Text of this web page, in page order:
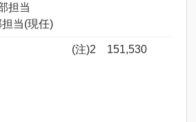
担当
当(現任)
(注)2 151,530